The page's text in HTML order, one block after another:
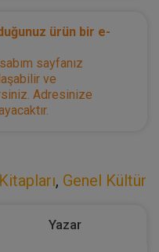
ürün bir e-
sayfanız
ve
Adresinize
, Genel Kültür
Yazar